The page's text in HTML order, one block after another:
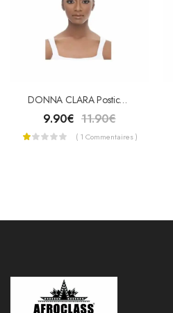
DONNA CLARA Postiche AFRO COMBI PETIT
9.90€ 11.90€
( 1 Commentaires )